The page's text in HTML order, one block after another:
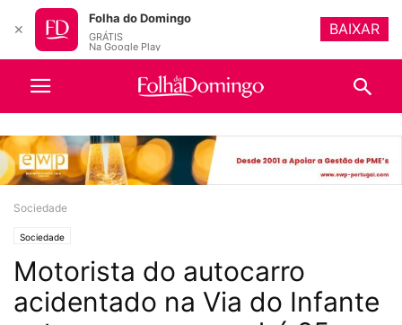
Sociedade
Sociedade
Motorista do autocarro
acidentado na Via do Infante
✕
Folha do Domingo
GRÁTIS
Na Google Play
BAIXAR